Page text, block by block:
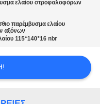
ελαίου στροφαλοφόρων
παρέμβυσμα ελαίου
αξόνων
115*140*16 nbr